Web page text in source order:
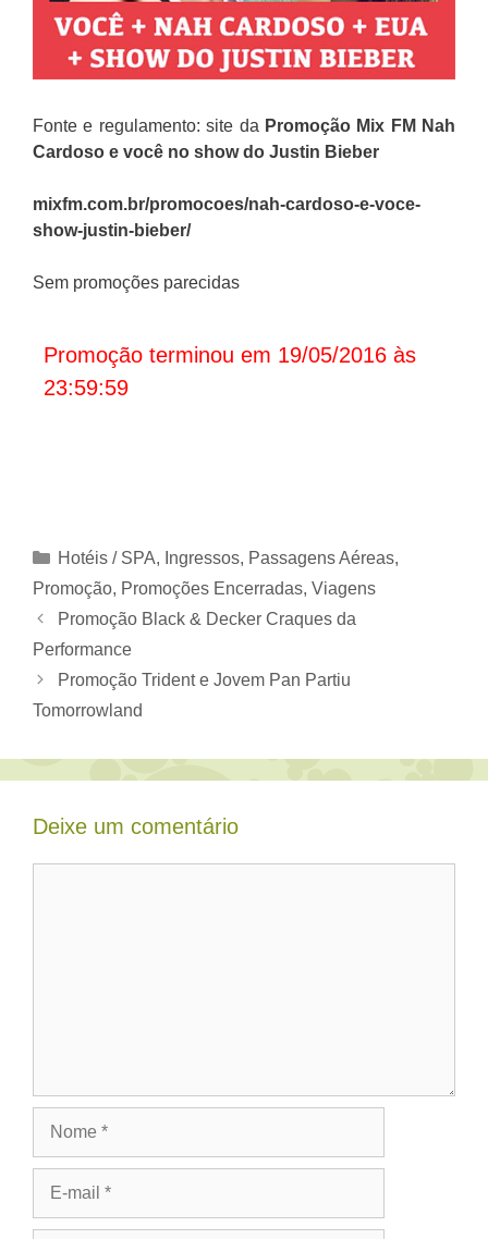
Fonte e regulamento: site da Promoção Mix FM Nah
Cardoso e você no show do Justin Bieber
mixfm.com.br/promocoes/nah-cardoso-e-voce-
show-justin-bieber/
Sem promoções parecidas
Promoção terminou em 19/05/2016 às
23:59:59
Categorias
Hotéis / SPA, Ingressos, Passagens Aéreas,
Promoção, Promoções Encerradas, Viagens
Promoção Black & Decker Craques da
Performance
Promoção Trident e Jovem Pan Partiu
Tomorrowland
Deixe um comentário